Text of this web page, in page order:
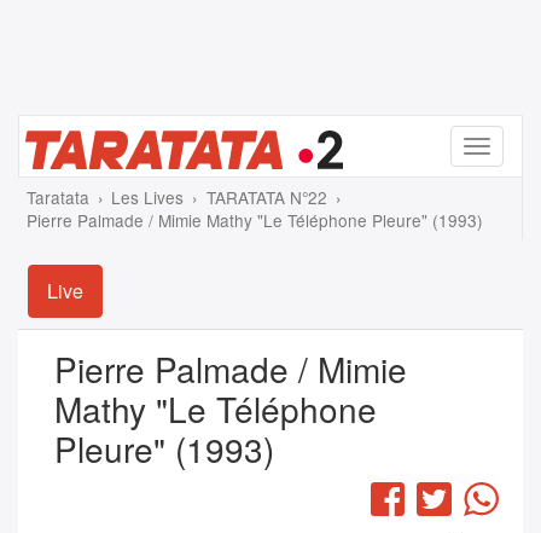
Menu
Taratata Les Lives
TARATATA N°22
Pierre Palmade / Mimie Mathy "Le Téléphone Pleure" (1993)
Live
Pierre Palmade / Mimie
Mathy "Le Téléphone
Pleure" (1993)
Facebook
Twitter